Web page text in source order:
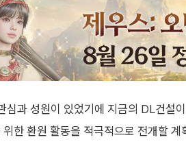
과 성원이 있었기에 지금의 DL건설
한 환원 활동을 적극적으로 전개할 계